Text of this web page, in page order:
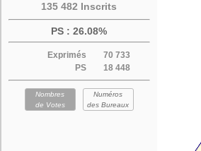
135 482 Inscrits
PS : 26.08%
Exprimés
70 733
PS
18 448
Nombres
de Votes
Numéros
des Bureaux